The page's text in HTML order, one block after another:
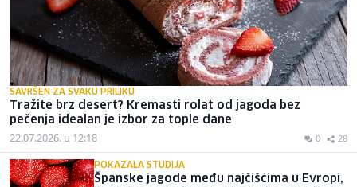
SAVRŠEN ZA SVAKU PRILIKU
Tražite brz desert? Kremasti rolat od jagoda bez
pečenja idealan je izbor za tople dane
22.07.2026. u 12:18 0 28
POKAZALA STUDIJA
Španske jagode među najčišćima u Evropi,